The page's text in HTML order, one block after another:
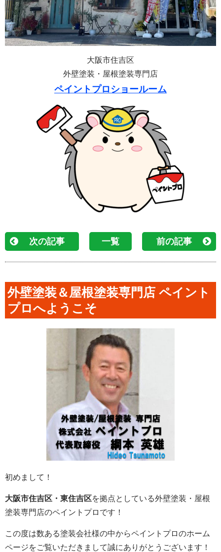
大阪市住吉区
外壁塗装・屋根塗装専門店
ペイントプロショールーム
次の記事 一覧 前の記事
外壁塗装＆屋根塗装専門店 ペイント
プロへようこそ
初めまして！
大阪市住吉区・東住吉区を拠点としている外壁塗装・屋根
塗装専門店のペイントプロです！
この度は数ある塗装会社様の中からペイントプロのホーム
ページをご覧いただきまして誠にありがとうございます！